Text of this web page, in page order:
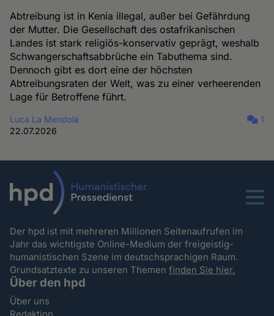
Abtreibung ist in Kenia illegal, außer bei Gefährdung
der Mutter. Die Gesellschaft des ostafrikanischen
Landes ist stark religiös-konservativ geprägt, weshalb
Schwangerschaftsabbrüche ein Tabuthema sind.
Dennoch gibt es dort eine der höchsten
Abtreibungsraten der Welt, was zu einer verheerenden
Lage für Betroffene führt.
Luca La Mendola
22.07.2026
1
Menu
Der hpd ist mit mehreren Millionen Seitenaufrufen im
Jahr das wichtigste Online-Medium der freigeistig-
humanistischen Szene im deutschsprachigen Raum.
Grundsatztexte zu unseren Themenfinden Sie hier.
Über den hpd
Über uns